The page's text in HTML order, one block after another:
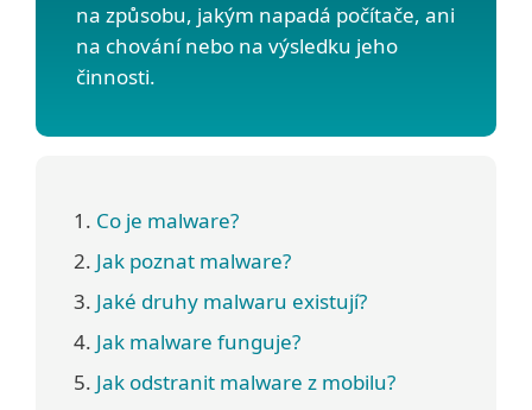
na způsobu, jakým napadá počítače, ani
na chování nebo na výsledku jeho
činnosti.
Co je malware?
Jak poznat malware?
Jaké druhy malwaru existují?
Jak malware funguje?
Jak odstranit malware z mobilu?